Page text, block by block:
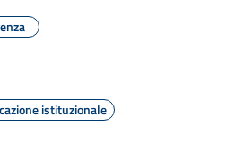
istituzionale